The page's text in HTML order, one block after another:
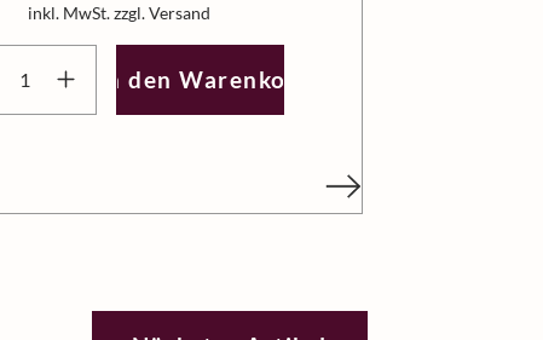
inkl. MwSt. zzgl. Versand
In den Warenkorb